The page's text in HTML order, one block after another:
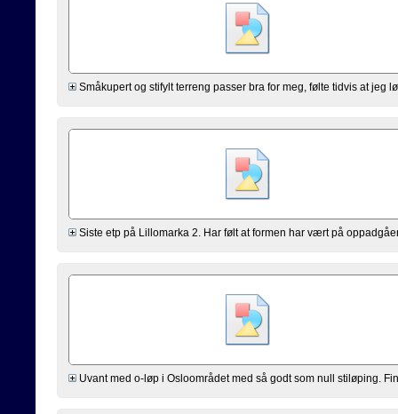
Småkupert og stifylt terreng passer bra for meg, følte tidvis at jeg
Siste etp på Lillomarka 2. Har følt at formen har vært på
Uvant med o-løp i Osloområdet med så godt som null stiløping.